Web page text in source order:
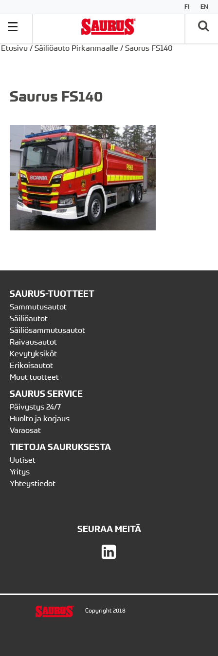
FI EN
Etusivu / Säiliöauto Pirkanmaalle / Saurus FS140
Saurus FS140
SAURUS-TUOTTEET
Sammutusautot
Säiliöautot
Säiliösammutusautot
Raivausautot
Kevytyksiköt
Erikoisautot
Muut tuotteet
SAURUS SERVICE
Päivystys 24/7
Huolto ja korjaus
Varaosat
TIETOJA SAURUKSESTA
Uutiset
Yritys
Yhteystiedot
SEURAA MEITÄ
Copyright 2018